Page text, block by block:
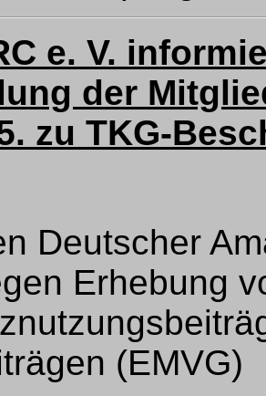
e. V.
der
zu TKG-
Deutscher
Erhebung
(EMVG)